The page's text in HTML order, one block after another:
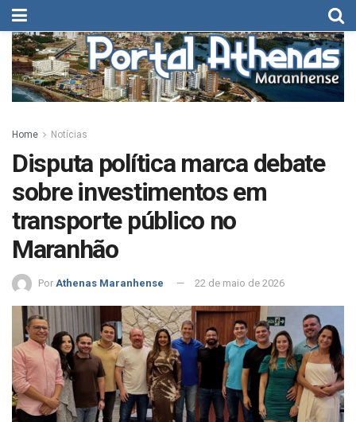
Home Notícias
Disputa política marca debate
sobre investimentos em
transporte público no
Maranhão
Por Athenas Maranhense 22 de maio de 2026